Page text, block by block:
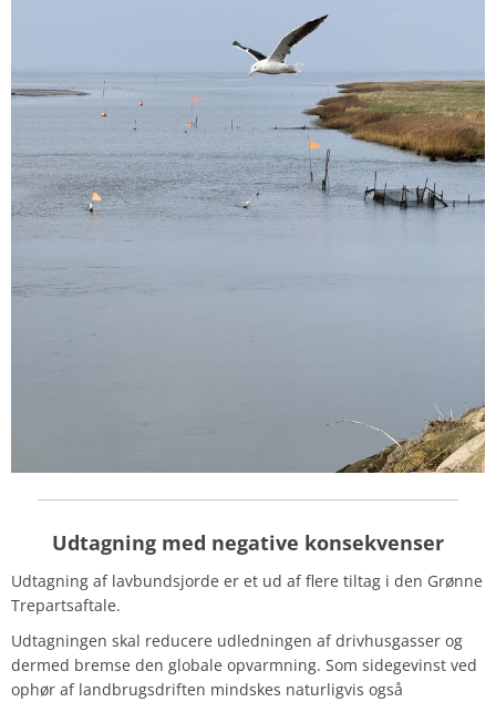
Udtagning med negative konsekvenser
Udtagning af lavbundsjorde er et ud af flere tiltag i den Grønne
Trepartsaftale.
Udtagningen skal reducere udledningen af drivhusgasser og
dermed bremse den globale opvarmning. Som sidegevinst ved
ophør af landbrugsdriften mindskes naturligvis også